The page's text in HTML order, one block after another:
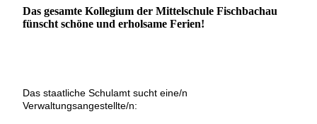
Das gesamte Kollegium der Mittelschule Fischbachau
fünscht schöne und erholsame Ferien!
Das staatliche Schulamt sucht eine/n
Verwaltungsangestellte/n: